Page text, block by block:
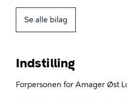
Se alle bilag
Indstilling
Forpersonen for Amager Øst